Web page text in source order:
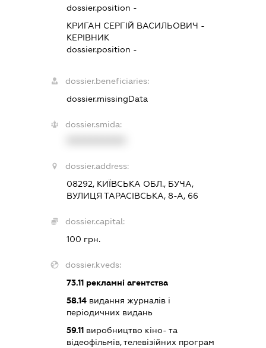
dossier.position -
КРИГАН СЕРГІЙ ВАСИЛЬОВИЧ -
КЕРІВНИК
dossier.position -
dossier.beneficiaries:
dossier.missingData
dossier.smida:
dossier.address:
08292, КИЇВСЬКА ОБЛ., БУЧА,
ВУЛИЦЯ ТАРАСІВСЬКА, 8-А, 66
dossier.capital:
100 грн.
dossier.kveds:
73.11рекламні агентства
58.14видання журналів і
періодичних видань
59.11виробництво кіно- та
відеофільмів, телевізійних програм